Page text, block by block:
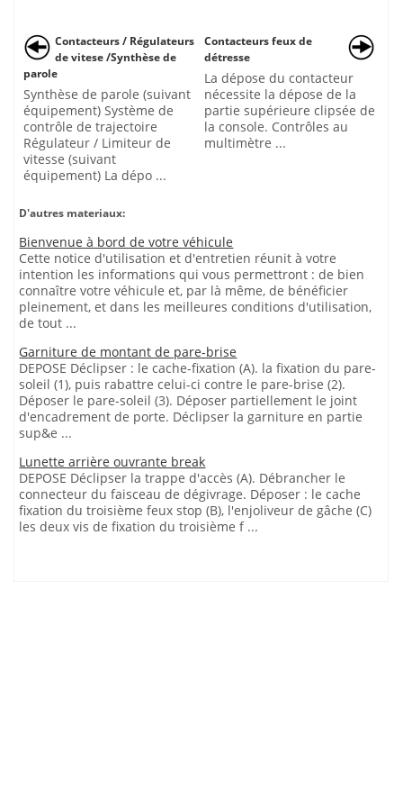
Contacteurs / Régulateurs
de vitese /Synthèse de
parole
Synthèse de parole (suivant
équipement) Système de
contrôle de trajectoire
Régulateur / Limiteur de
vitesse (suivant
équipement) La dépo ...
Contacteurs feux de
détresse
La dépose du contacteur
nécessite la dépose de la
partie supérieure clipsée de
la console. Contrôles au
multimètre ...
D'autres materiaux:
Bienvenue à bord de votre véhicule
Cette notice d'utilisation et d'entretien réunit à votre
intention les informations qui vous permettront : de bien
connaître votre véhicule et, par là même, de bénéficier
pleinement, et dans les meilleures conditions d'utilisation,
de tout ...
Garniture de montant de pare-brise
DEPOSE Déclipser : le cache-fixation (A). la fixation du pare-
soleil (1), puis rabattre celui-ci contre le pare-brise (2).
Déposer le pare-soleil (3). Déposer partiellement le joint
d'encadrement de porte. Déclipser la garniture en partie
sup&e ...
Lunette arrière ouvrante break
DEPOSE Déclipser la trappe d'accès (A). Débrancher le
connecteur du faisceau de dégivrage. Déposer : le cache
fixation du troisième feux stop (B), l'enjoliveur de gâche (C)
les deux vis de fixation du troisième f ...